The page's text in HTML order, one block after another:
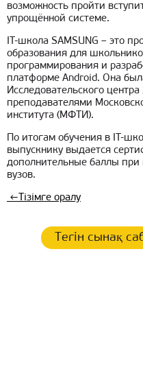
возможность пройти
упрощённой системе.
IT-школа SAMSUNG – это
образования для
программирования и
платформе Android. Она
Исследовательского
преподавателями
института (МФТИ).
По итогам обучения в IT-
выпускнику выдается
дополнительные баллы при
вузов.
← Тізімге оралу
Тегін сынақ